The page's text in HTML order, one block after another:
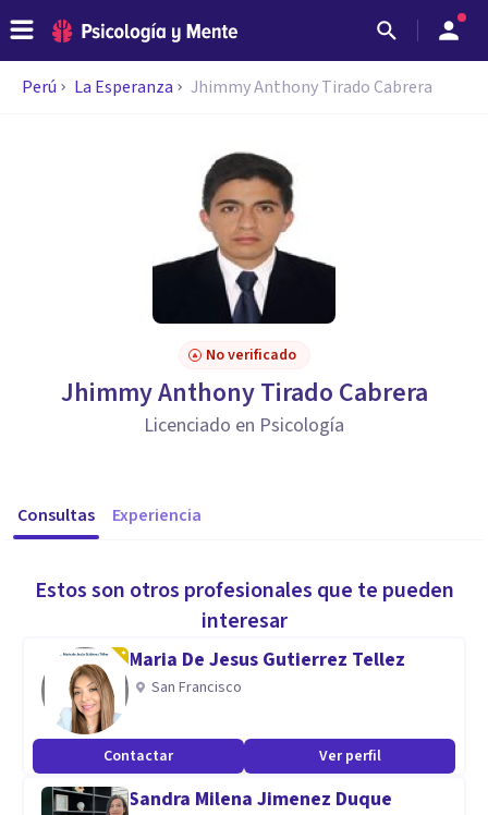
Perú La Esperanza Jhimmy Anthony Tirado Cabrera
No verificado
Jhimmy Anthony Tirado Cabrera
Licenciado en Psicología
Consultas Experiencia
Estos son otros profesionales que te pueden
interesar
Maria De Jesus Gutierrez Tellez
San Francisco
Contactar Ver perfil
Sandra Milena Jimenez Duque